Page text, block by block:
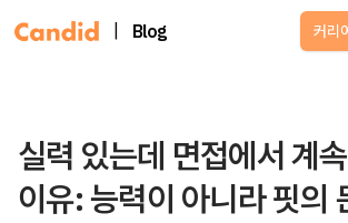
Blog 커리
실력 있는데 면접에서 계
이유: 능력이 아니라 핏의